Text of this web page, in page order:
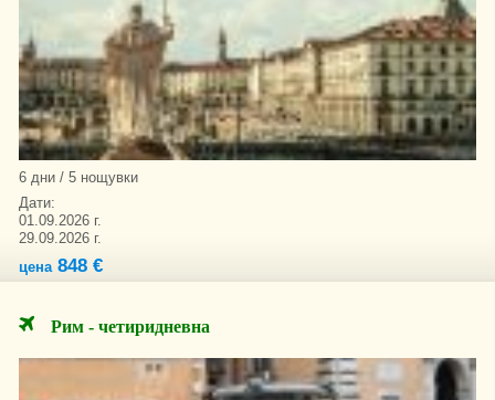
6 дни / 5 нощувки
Дати:
01.09.2026 г.
29.09.2026 г.
цена 848 €
Рим - четиридневна